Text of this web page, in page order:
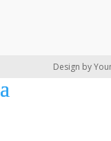
Design by